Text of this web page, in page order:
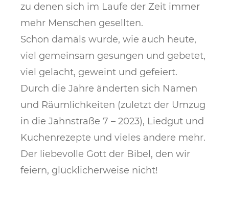
zu denen sich im Laufe der Zeit immer
mehr Menschen gesellten.
Schon damals wurde, wie auch heute,
viel gemeinsam gesungen und gebetet,
viel gelacht, geweint und gefeiert.
Durch die Jahre änderten sich Namen
und Räumlichkeiten (zuletzt der Umzug
in die Jahnstraße 7 – 2023), Liedgut und
Kuchenrezepte und vieles andere mehr.
Der liebevolle Gott der Bibel, den wir
feiern, glücklicherweise nicht!